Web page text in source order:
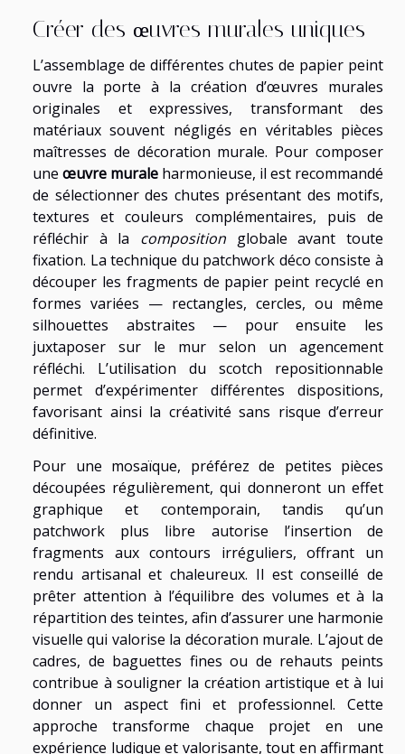
Créer des œuvres murales uniques
L’assemblage de différentes chutes de papier peint
ouvre la porte à la création d’œuvres murales
originales et expressives, transformant des
matériaux souvent négligés en véritables pièces
maîtresses de décoration murale. Pour composer
une œuvre murale harmonieuse, il est recommandé
de sélectionner des chutes présentant des motifs,
textures et couleurs complémentaires, puis de
réfléchir à la composition globale avant toute
fixation. La technique du patchwork déco consiste à
découper les fragments de papier peint recyclé en
formes variées — rectangles, cercles, ou même
silhouettes abstraites — pour ensuite les
juxtaposer sur le mur selon un agencement
réfléchi. L’utilisation du scotch repositionnable
permet d’expérimenter différentes dispositions,
favorisant ainsi la créativité sans risque d’erreur
définitive.
Pour une mosaïque, préférez de petites pièces
découpées régulièrement, qui donneront un effet
graphique et contemporain, tandis qu’un
patchwork plus libre autorise l’insertion de
fragments aux contours irréguliers, offrant un
rendu artisanal et chaleureux. Il est conseillé de
prêter attention à l’équilibre des volumes et à la
répartition des teintes, afin d’assurer une harmonie
visuelle qui valorise la décoration murale. L’ajout de
cadres, de baguettes fines ou de rehauts peints
contribue à souligner la création artistique et à lui
donner un aspect fini et professionnel. Cette
approche transforme chaque projet en une
expérience ludique et valorisante, tout en affirmant